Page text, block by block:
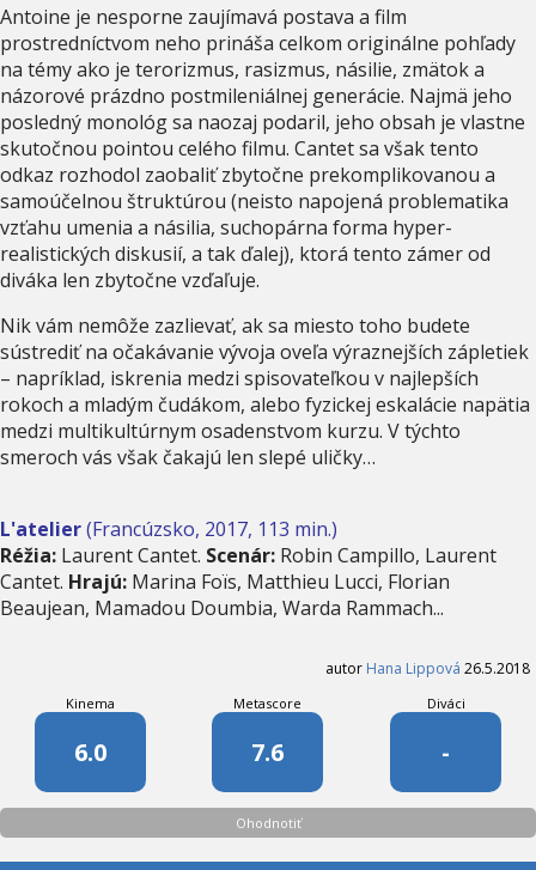
Antoine je nesporne zaujímavá postava a film
prostredníctvom neho prináša celkom originálne pohľady
na témy ako je terorizmus, rasizmus, násilie, zmätok a
názorové prázdno postmileniálnej generácie. Najmä jeho
posledný monológ sa naozaj podaril, jeho obsah je vlastne
skutočnou pointou celého filmu. Cantet sa však tento
odkaz rozhodol zaobaliť zbytočne prekomplikovanou a
samoúčelnou štruktúrou (neisto napojená problematika
vzťahu umenia a násilia, suchopárna forma hyper-
realistických diskusií, a tak ďalej), ktorá tento zámer od
diváka len zbytočne vzďaľuje.
Nik vám nemôže zazlievať, ak sa miesto toho budete
sústrediť na očakávanie vývoja oveľa výraznejších zápletiek
– napríklad, iskrenia medzi spisovateľkou v najlepších
rokoch a mladým čudákom, alebo fyzickej eskalácie napätia
medzi multikultúrnym osadenstvom kurzu. V týchto
smeroch vás však čakajú len slepé uličky…
L'atelier(Francúzsko, 2017, 113 min.)
Réžia: Laurent Cantet. Scenár: Robin Campillo, Laurent
Cantet. Hrajú: Marina Foïs, Matthieu Lucci, Florian
Beaujean, Mamadou Doumbia, Warda Rammach...
autor Hana Lippová 26.5.2018
Kinema
6.0
Metascore
7.6
Diváci
-
Ohodnotiť